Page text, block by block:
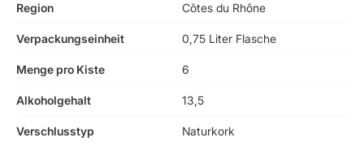
Region Côtes du Rhône
Verpackungseinheit 0,75 Liter Flasche
Menge pro Kiste 6
Alkoholgehalt 13,5
Verschlusstyp Naturkork